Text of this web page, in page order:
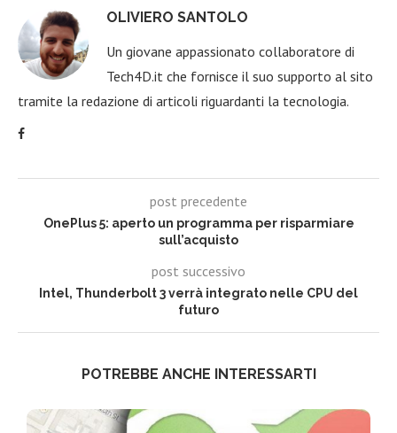
OLIVIERO SANTOLO
Un giovane appassionato collaboratore di
Tech4D.it che fornisce il suo supporto al sito
tramite la redazione di articoli riguardanti la tecnologia.
post precedente
OnePlus 5: aperto un programma per risparmiare
sull’acquisto
post successivo
Intel, Thunderbolt 3 verrà integrato nelle CPU del
futuro
POTREBBE ANCHE INTERESSARTI